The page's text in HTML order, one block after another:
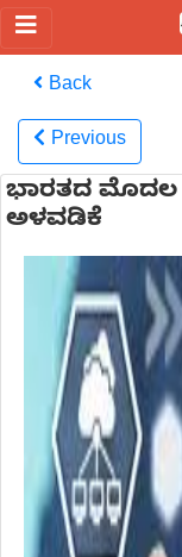
Back
Previous
ಭಾರತದ ಮೊದಲ
ಅಳವಡಿಕೆ